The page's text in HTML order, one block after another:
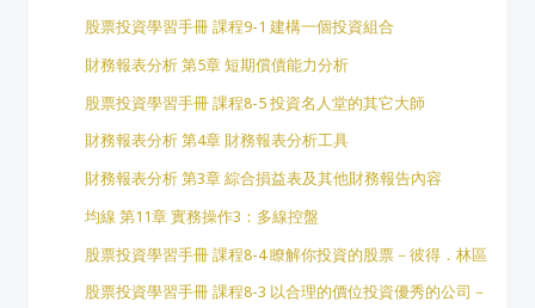
股票投資學習手冊 課程9-1 建構一個投資組合
財務報表分析 第5章 短期償債能力分析
股票投資學習手冊 課程8-5 投資名人堂的其它大師
財務報表分析 第4章 財務報表分析工具
財務報表分析 第3章 綜合損益表及其他財務報告內容
均線 第11章 實務操作3：多線控盤
股票投資學習手冊 課程8-4 瞭解你投資的股票－彼得．林區
股票投資學習手冊 課程8-3 以合理的價位投資優秀的公司－